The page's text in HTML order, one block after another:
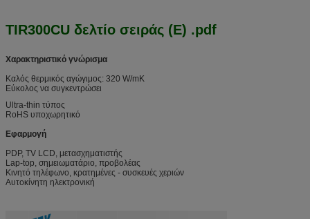
TIR300CU δελτίο σειράς (Ε) .pdf
Χαρακτηριστικό γνώρισμα
Καλός θερμικός αγώγιμος: 320 W/mK
Εύκολος να συγκεντρώσει
Ultra-thin τύπος
RoHS υποχωρητικό
Εφαρμογή
PDP, TV LCD, μετασχηματιστής
Lap-top, σημειωματάριο, προβολέας
Κινητό τηλέφωνο, κρατημένες ‐ συσκευές χεριών
Αυτοκίνητη ηλεκτρονική